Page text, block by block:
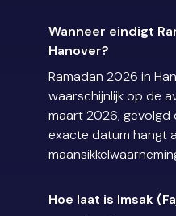
Wanneer eindigt
Hanover?
Ramadan 2026 in
waarschijnlijk op de
maart 2026, gevolgd
exacte datum hangt
Hoe laat is Imsak